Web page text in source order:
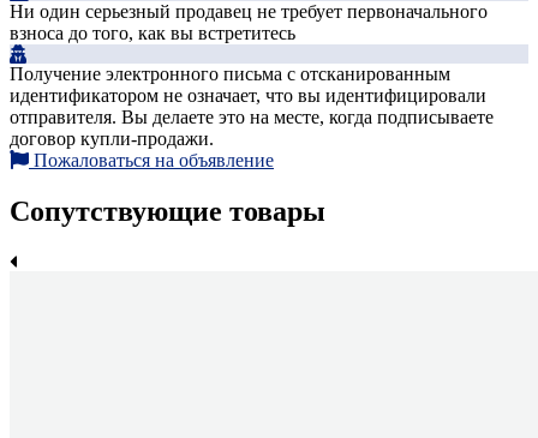
Ни один серьезный продавец не требует первоначального
взноса до того, как вы встретитесь
Получение электронного письма с отсканированным
идентификатором не означает, что вы идентифицировали
отправителя. Вы делаете это на месте, когда подписываете
договор купли-продажи.
Пожаловаться на объявление
Сопутствующие товары